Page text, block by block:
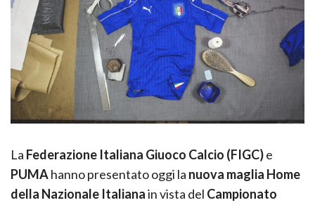
La Federazione Italiana Giuoco Calcio (FIGC)e
PUMAhanno presentato oggi la nuova maglia Home
della Nazionale Italianain vista del Campionato